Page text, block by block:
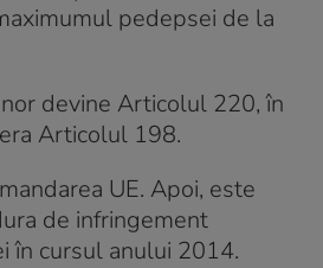
pedepsei de la
devine Articolul 220, în
Articolul 198.
UE. Apoi, este
de infringement
în cursul anului 2014.